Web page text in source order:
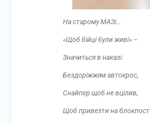
На старому МАЗі…
«Щоб бійці були живі»–
Значиться в наказі.
Бездоріжжям автокрос,
Снайпер щоб не вцілив,
Щоб привезти на блокпост